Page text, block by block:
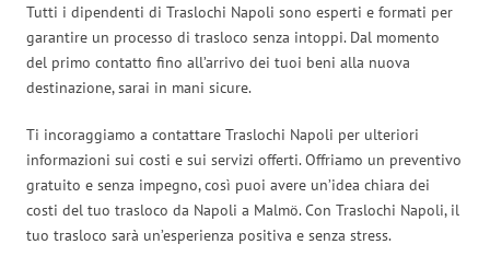
Tutti i dipendenti di Traslochi Napoli sono esperti e formati per
garantire un processo di trasloco senza intoppi. Dal momento
del primo contatto fino all’arrivo dei tuoi beni alla nuova
destinazione, sarai in mani sicure.
Ti incoraggiamo a contattare Traslochi Napoli per ulteriori
informazioni sui costi e sui servizi offerti. Offriamo un preventivo
gratuito e senza impegno, così puoi avere un’idea chiara dei
costi del tuo trasloco da Napoli a Malmö. Con Traslochi Napoli, il
tuo trasloco sarà un’esperienza positiva e senza stress.